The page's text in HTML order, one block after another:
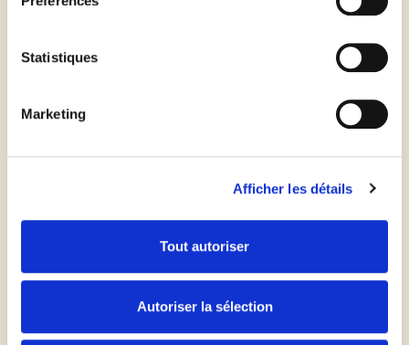
Statistiques
Marketing
Afficher les détails
Tout autoriser
Autoriser la sélection
et un filet d’huile d’olive.
A la sortie du four, saupoudrez-la de noisettes torréfiées
pour apporter un peu de croquant à votre pizza.